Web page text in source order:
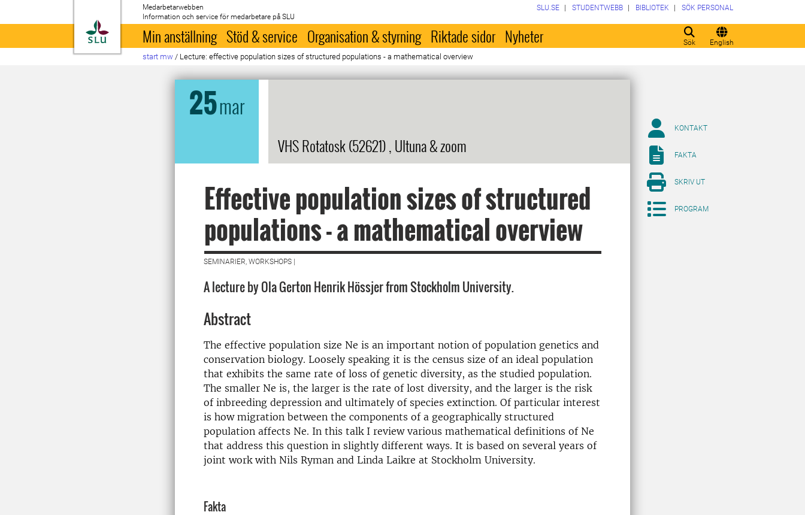
Till startsida
Medarbetarwebben
Information och service för medarbetare på SLU
Sök English
SLU.SE STUDENTWEBB BIBLIOTEK SÖK PERSONAL
Min anställning Stöd & service Organisation & styrning Riktade sidor Nyheter
start mw / Lecture: effective population sizes of structured populations - a mathematical overview
25mar
VHS Rotatosk (52621) , Ultuna & zoom
Effective population sizes of structured
populations - a mathematical overview
SEMINARIER, WORKSHOPS |
A lecture by Ola Gerton Henrik Hössjer from Stockholm University.
Abstract
The effective population size Ne is an important notion of population genetics and
conservation biology. Loosely speaking it is the census size of an ideal population
that exhibits the same rate of loss of genetic diversity, as the studied population.
The smaller Ne is, the larger is the rate of lost diversity, and the larger is the risk
of inbreeding depression and ultimately of species extinction. Of particular interest
is how migration between the components of a geographically structured
population affects Ne. In this talk I review various mathematical definitions of Ne
that address this question in slightly different ways. It is based on several years of
joint work with Nils Ryman and Linda Laikre at Stockholm University.
Fakta
KONTAKT
FAKTA
SKRIV UT
PROGRAM